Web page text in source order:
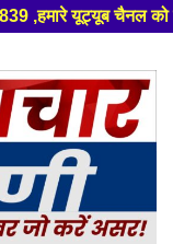
करें, साथ मे